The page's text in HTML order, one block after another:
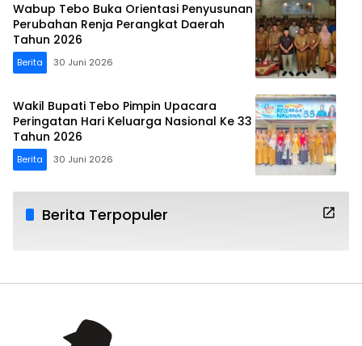
Wabup Tebo Buka Orientasi Penyusunan
Perubahan Renja Perangkat Daerah
Tahun 2026
Berita 30 Juni 2026
Wakil Bupati Tebo Pimpin Upacara
Peringatan Hari Keluarga Nasional Ke 33
Tahun 2026
Berita 30 Juni 2026
Berita Terpopuler